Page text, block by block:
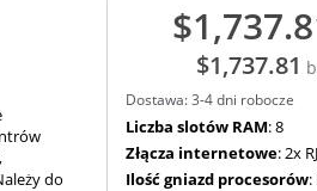
do
$1,737.81
Dostawa: 3-4 dni robocze
Liczba slotów RAM: 8
Złącza internetowe: 2x
Ilość gniazd procesorów: